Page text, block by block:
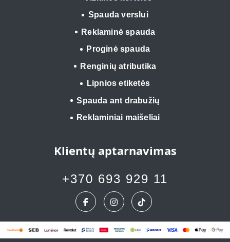
Spauda verslui
Reklaminė spauda
Proginė spauda
Renginių atributika
Lipnios etiketės
Spauda ant drabužių
Reklaminiai maišeliai
Klientų aptarnavimas
+370 693 929 11